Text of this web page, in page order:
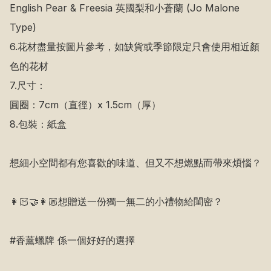
English Pear & Freesia 英國梨和小蒼蘭 (Jo Malone
Type)
6.花材盡量按圖片參考，如缺貨或季節限定只會使用相近顏
色的花材
7.尺寸：
圓圈：7cm（直徑）x 1.5cm（厚）
8.包裝：紙盒
想細小空間都有您喜歡的味道、但又不想燃點而帶來煩惱？
👩🏻🤝‍👩🏼想贈送一份獨一無二的小禮物給閨密？
#香薰蠟牌 係一個好好的選擇